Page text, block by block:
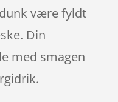
være fyldt
Din
med smagen